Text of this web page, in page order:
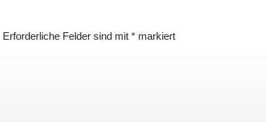
Erforderliche Felder sind mit * markiert